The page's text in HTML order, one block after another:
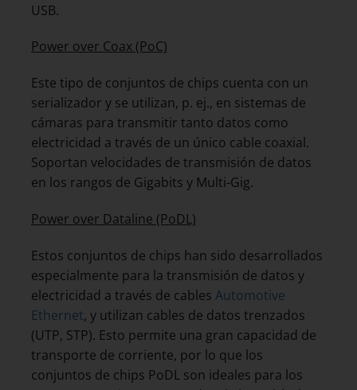
USB.
Power over Coax (PoC)
Este tipo de conjuntos de chips cuenta con un
serializador y se utilizan, p. ej., en sistemas de
cámaras para transmitir tanto datos como
electricidad a través de un único cable coaxial.
Soportan velocidades de transmisión de datos
en los rangos de Gigabits y Multi-Gig.
Power over Dataline (PoDL)
Estos conjuntos de chips han sido desarrollados
especialmente para la transmisión de datos y
electricidad a través de cables Automotive
Ethernet, y utilizan cables de datos trenzados
(UTP, STP). Esto permite una gran capacidad de
transporte de corriente, por lo que los
conjuntos de chips PoDL son ideales para los